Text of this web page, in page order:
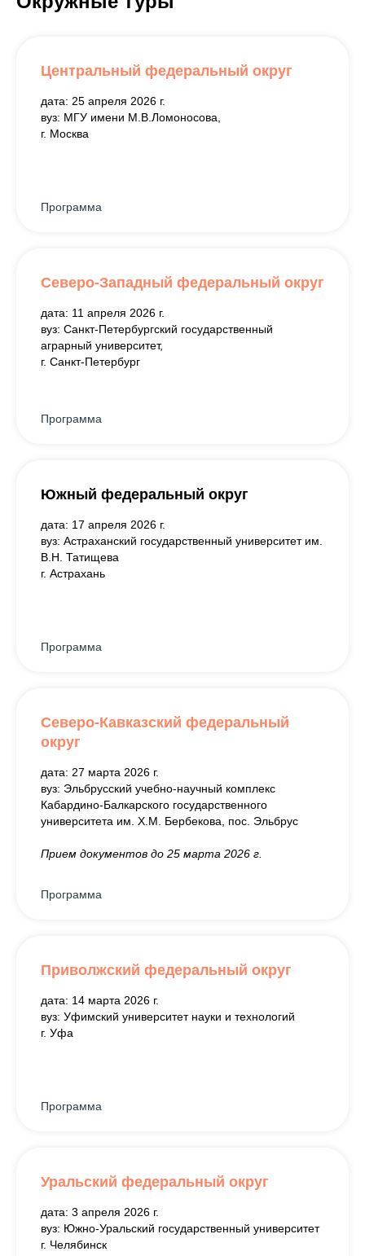
Центральный федеральный округ
дата: 25 апреля 2026 г.
вуз: МГУ имени М.В.Ломоносова,
г. Москва
Программа
Северо-Западный федеральный округ
дата: 11 апреля 2026 г.
вуз: Санкт-Петербургский государственный
аграрный университет,
г. Санкт-Петербург
Программа
Южный федеральный округ
дата: 17 апреля 2026 г.
вуз: Астраханский государственный университет им.
В.Н. Татищева
г. Астрахань
Программа
Северо-Кавказский федеральный
округ
дата: 27 марта 2026 г.
вуз: Эльбрусский учебно-научный комплекс
Кабардино-Балкарского государственного
университета им. Х.М. Бербекова, пос. Эльбрус
Прием документов до 25 марта 2026 г.
Программа
Приволжский федеральный округ
дата: 14 марта 2026 г.
вуз: Уфимский университет науки и технологий
г. Уфа
Программа
Уральский федеральный округ
дата: 3 апреля 2026 г.
вуз: Южно-Уральский государственный университет
г. Челябинск